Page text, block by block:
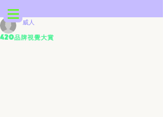
4 2 0 品 牌 視 覺 大 賞
威人